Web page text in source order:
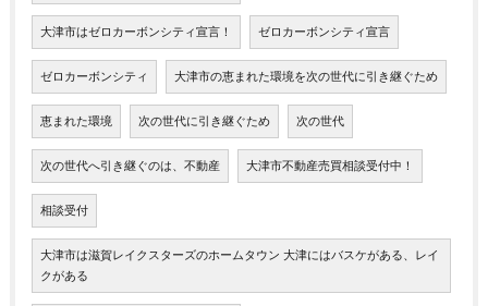
大津市はゼロカーボンシティ宣言！ ゼロカーボンシティ宣言
ゼロカーボンシティ 大津市の恵まれた環境を次の世代に引き継ぐため
恵まれた環境 次の世代に引き継ぐため 次の世代
次の世代へ引き継ぐのは、不動産 大津市不動産売買相談受付中！
相談受付
大津市は滋賀レイクスターズのホームタウン 大津にはバスケがある、レイ
クがある